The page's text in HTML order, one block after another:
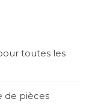
toutes les
de pièces